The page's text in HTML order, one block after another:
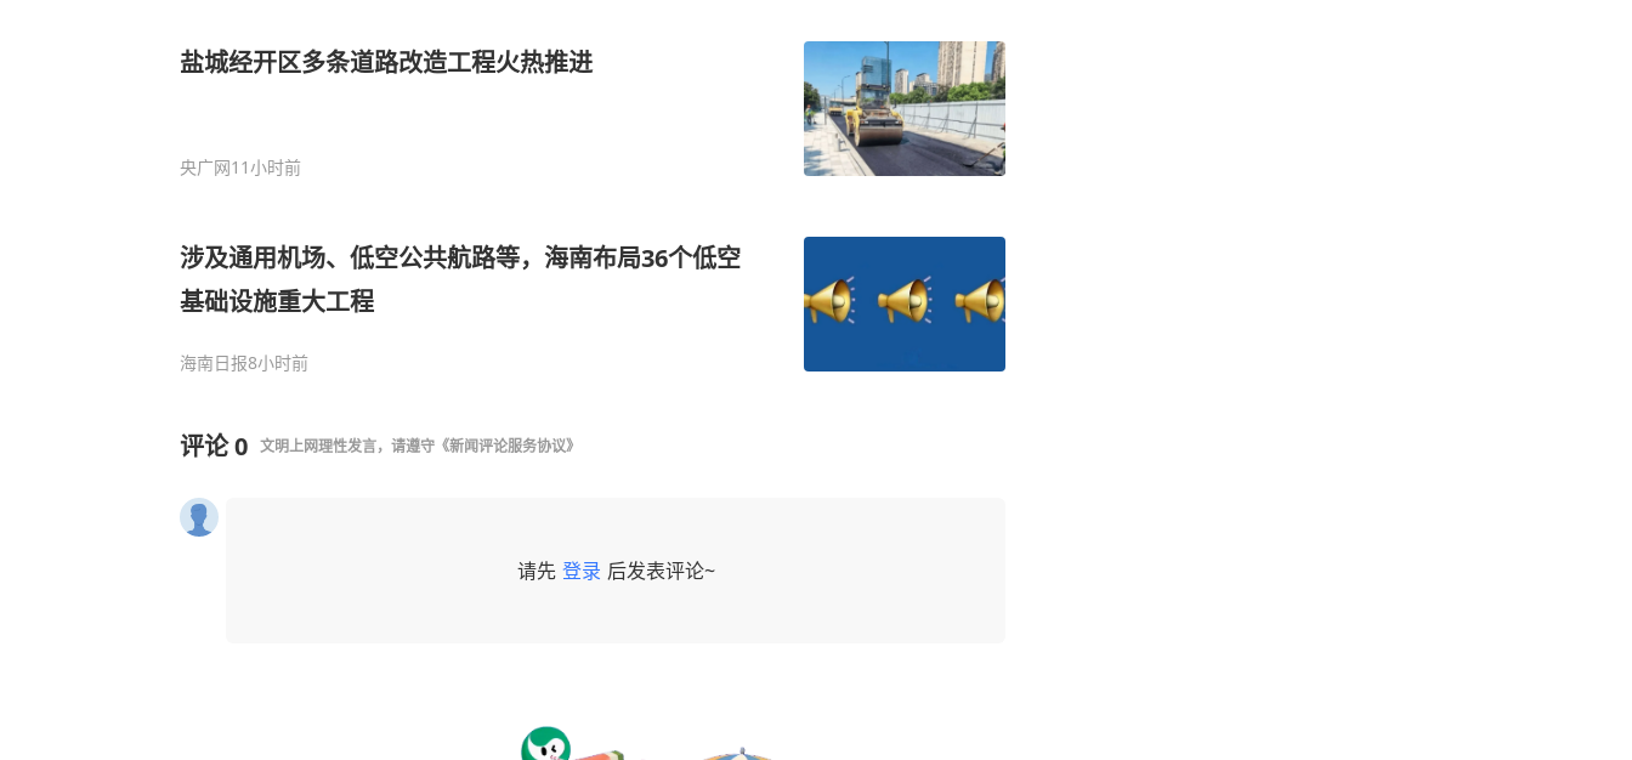
盐城经开区多条道路改造工程火热推进
央广网11小时前
涉及通用机场、低空公共航路等，海南布局36个低空
基础设施重大工程
海南日报8小时前
评论0 文明上网理性发言，请遵守 《新闻评论服务协议》
请先 登录 后发表评论~